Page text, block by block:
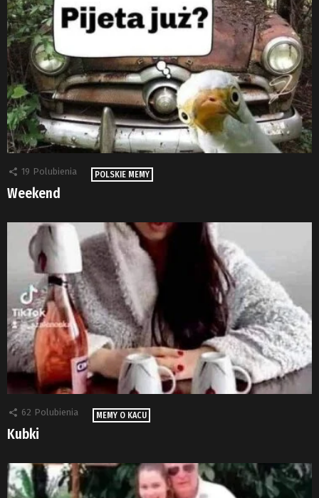
19 Polubienia POLSKIE MEMY
Weekend
62 Polubienia MEMY O KACU
Kubki